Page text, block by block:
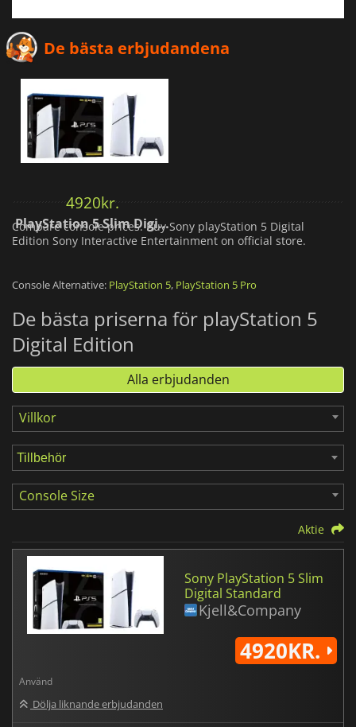
De bästa erbjudandena
4920kr.
PlayStation 5 Slim Digital Standard
Compare console prices. Buy Sony playStation 5 Digital
Edition Sony Interactive Entertainment on official store.
Console Alternative: PlayStation 5, PlayStation 5 Pro
De bästa priserna för playStation 5
Digital Edition
Alla erbjudanden
Villkor
Console Size
Aktie
Sony PlayStation 5 Slim
Digital Standard
Kjell&Company
Använd
Dölja liknande erbjudanden
4920KR.